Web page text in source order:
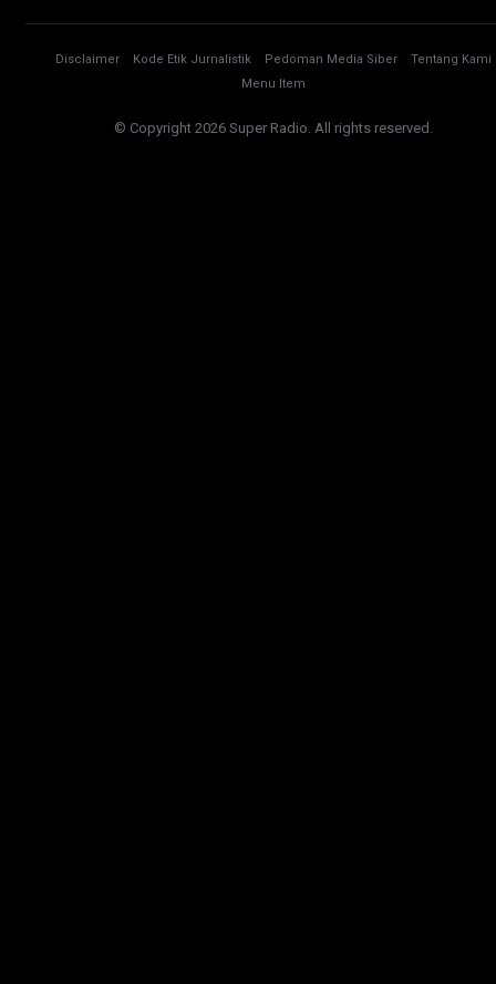
Disclaimer Kode Etik Jurnalistik Pedoman Media Siber
Tentang Kami
Menu Item
© Copyright 2026 Super Radio. All rights reserved.